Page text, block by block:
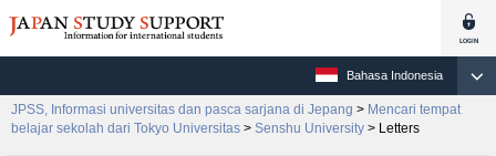
Bahasa Indonesia
JPSS, Informasi universitas dan pasca sarjana di Jepang > Mencari tempat
belajar sekolah dari Tokyo Universitas > Senshu University > Letters